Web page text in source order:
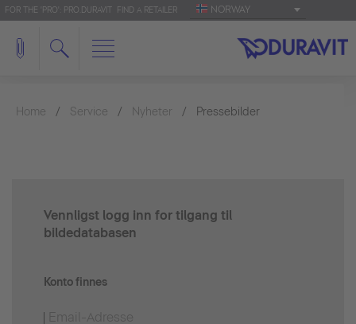
FOR THE 'PRO': PRO.DURAVIT FIND A RETAILER NORWAY
Home Service Nyheter Pressebilder
Vennligst logg inn for tilgang til
bildedatabasen
Konto finnes